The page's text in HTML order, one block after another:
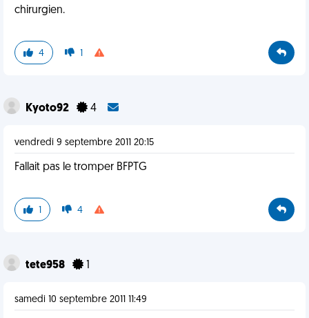
chirurgien.
4 1
Kyoto92 4
vendredi 9 septembre 2011 20:15
Fallait pas le tromper BFPTG
1 4
tete958
samedi 10 septembre 2011 11:49